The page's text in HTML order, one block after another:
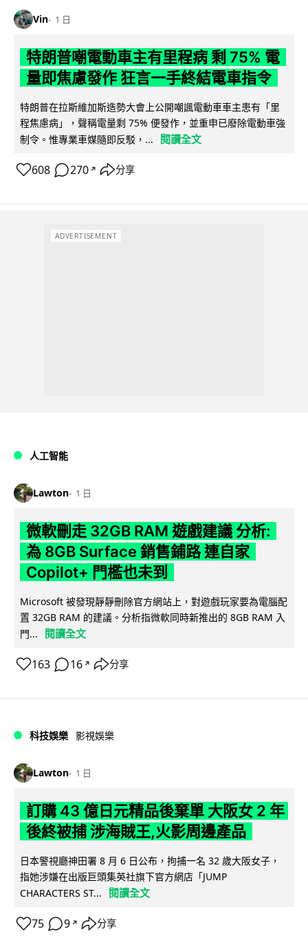
Vin 1 日
特朗普嘲電動車主有里程病 剩 75% 電
量即焦慮發作 狂言一手終結電車指令
特朗普在拉斯維加斯造勢大會上公開嘲諷電動車車主患有「里
程焦慮病」，聲稱電量剩 75% 便發作，並重申已廢除電動車強
制令。惟專業車媒隨即反駁，...
閱讀全文
608 270 ↗ 分享
ADVERTISEMENT
人工智能
Lawton 1 日
微軟刪走 32GB RAM 遊戲建議 分析:
為 8GB Surface 銷售鋪路 連自家
Copilot+ 門檻也未到
Microsoft 被發現靜靜刪除官方網站上，對遊戲玩家要為電腦配
置 32GB RAM 的建議。分析指微軟同時新推出的 8GB RAM 入
門...
閱讀全文
163 16 ↗ 分享
科技娛樂 影視娛樂
Lawton 1 日
訂購 43 億日元精品後棄單 大阪女 2 年
後終被捕 涉海賊王,火影周邊產品
日本警視廳神田署 8 月 6 日公布，拘捕一名 32 歲大阪女子，
指她涉嫌在出版巨頭集英社旗下官方網店「JUMP
CHARACTERS ST...
閱讀全文
75 9 ↗ 分享